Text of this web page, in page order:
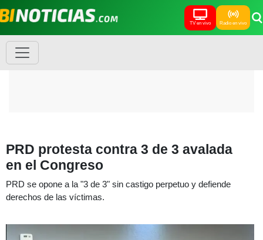
TV en vivo Radio en vivo
PRD protesta contra 3 de 3 avalada
en el Congreso
PRD se opone a la "3 de 3" sin castigo perpetuo y defiende
derechos de las víctimas.